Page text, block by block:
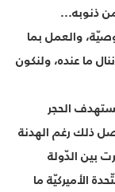
ذنوبه...
والعمل بما
ما عنده، ولنكون
الحجر
ذلك رغم الهدنة
بين الدّولة
الأميركيّة ما